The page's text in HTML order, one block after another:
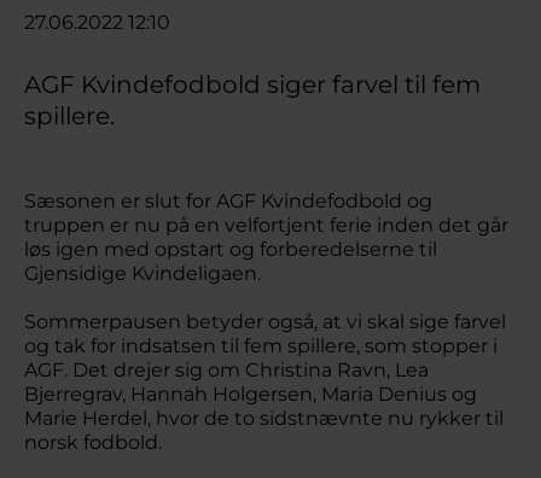
27.06.2022 12:10
AGF Kvindefodbold siger farvel til fem
spillere.
Sæsonen er slut for AGF Kvindefodbold og
truppen er nu på en velfortjent ferie inden det går
løs igen med opstart og forberedelserne til
Gjensidige Kvindeligaen.
Sommerpausen betyder også, at vi skal sige farvel
og tak for indsatsen til fem spillere, som stopper i
AGF. Det drejer sig om Christina Ravn, Lea
Bjerregrav, Hannah Holgersen, Maria Denius og
Marie Herdel, hvor de to sidstnævnte nu rykker til
norsk fodbold.